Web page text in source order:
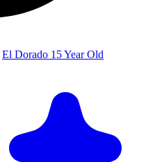
El Dorado 15 Year Old